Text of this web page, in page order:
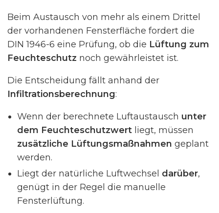
Beim Austausch von mehr als einem Drittel
der vorhandenen Fensterfläche fordert die
DIN 1946-6 eine Prüfung, ob die Lüftung zum
Feuchteschutz noch gewährleistet ist.
Die Entscheidung fällt anhand der
Infiltrationsberechnung:
Wenn der berechnete Luftaustausch unter
dem Feuchteschutzwert liegt, müssen
zusätzliche Lüftungsmaßnahmen geplant
werden.
Liegt der natürliche Luftwechsel darüber,
genügt in der Regel die manuelle
Fensterlüftung.